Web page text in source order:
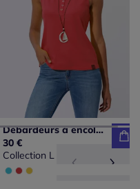
Débardeurs à encolure ronde avec boutons pression en coton
30 €
Collection L